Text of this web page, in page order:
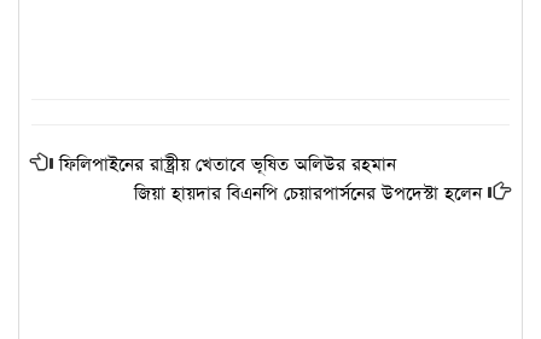
ফিলিপাইনের রাষ্ট্রীয় খেতাবে ভূষিত অলিউর রহমান
জিয়া হায়দার বিএনপি চেয়ারপার্সনের উপদেস্টা হলেন